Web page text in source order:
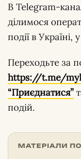
В Telegram-
ділимося
події в Україні,
Переходьте за
https://t.me/
“Приєднатися”
подій.
МАТЕРІАЛИ